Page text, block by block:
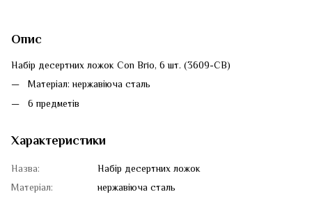
Опис
Набір десертних ложок Con Brio, 6 шт. (3609-CВ)
Матеріал: нержавіюча сталь
6 предметів
Характеристики
Назва:
Набір десертних ложок
Матеріал:
нержавіюча сталь